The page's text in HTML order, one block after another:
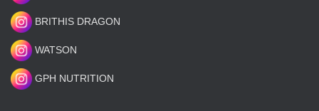
BRITHIS DRAGON
WATSON
GPH NUTRITION